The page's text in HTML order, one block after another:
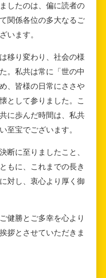
したのは、偏に読者の
関係各位の多大なるご
います。
移り変わり、社会の様
。私共は常に「世の中
、皆様の日常にささや
として参りました。こ
に歩んだ時間は、私共
至宝でございます。
断に至りましたこと、
もに、これまでの長き
対し、衷心より厚く御
健勝とご多幸を心より
拶とさせていただきま